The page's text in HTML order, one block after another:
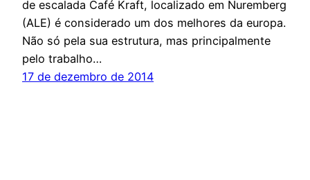
de escalada Café Kraft, localizado em Nuremberg
(ALE) é considerado um dos melhores da europa.
Não só pela sua estrutura, mas principalmente
pelo trabalho…
17 de dezembro de 2014